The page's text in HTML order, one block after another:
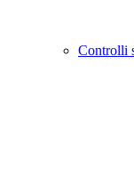
Controlli